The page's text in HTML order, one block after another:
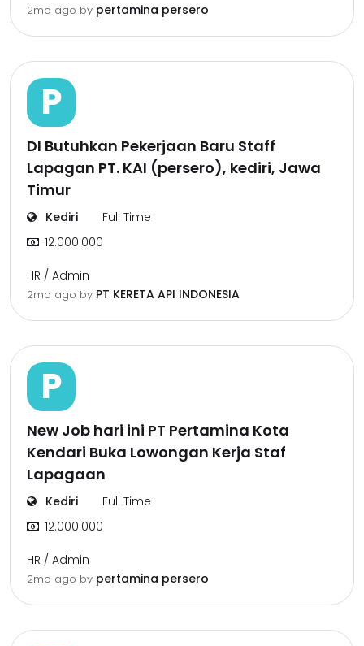
2mo ago by pertamina persero
P
DI Butuhkan Pekerjaan Baru Staff
Lapagan PT. KAI (persero), kediri, Jawa
Timur
Kediri
Full Time
12.000.000
HR / Admin
2mo ago by PT KERETA API INDONESIA
P
New Job hari ini PT Pertamina Kota
Kendari Buka Lowongan Kerja Staf
Lapagaan
Kediri
Full Time
12.000.000
HR / Admin
2mo ago by pertamina persero